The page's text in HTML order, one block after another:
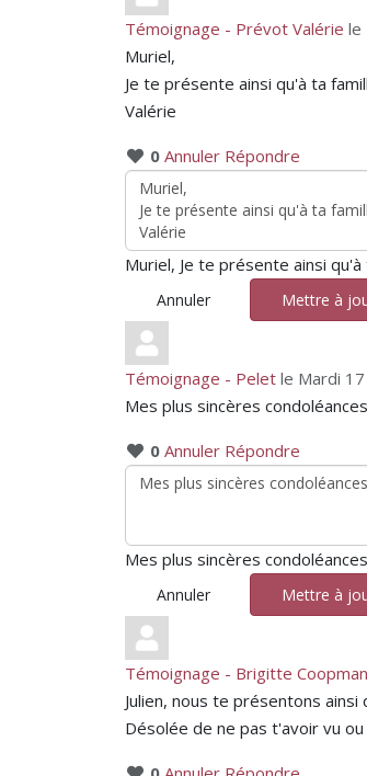
Témoignage - Prévot Valérie le
Muriel,
Je te présente ainsi qu'à ta
Valérie
0 Annuler Répondre
Muriel, Je te présente ainsi
Annuler Mettre à
Témoignage - Pelet le Mardi
Mes plus sincères
0 Annuler Répondre
Mes plus sincères
Annuler Mettre à
Témoignage - Brigitte
Julien, nous te présentons
Désolée de ne pas t'avoir vu